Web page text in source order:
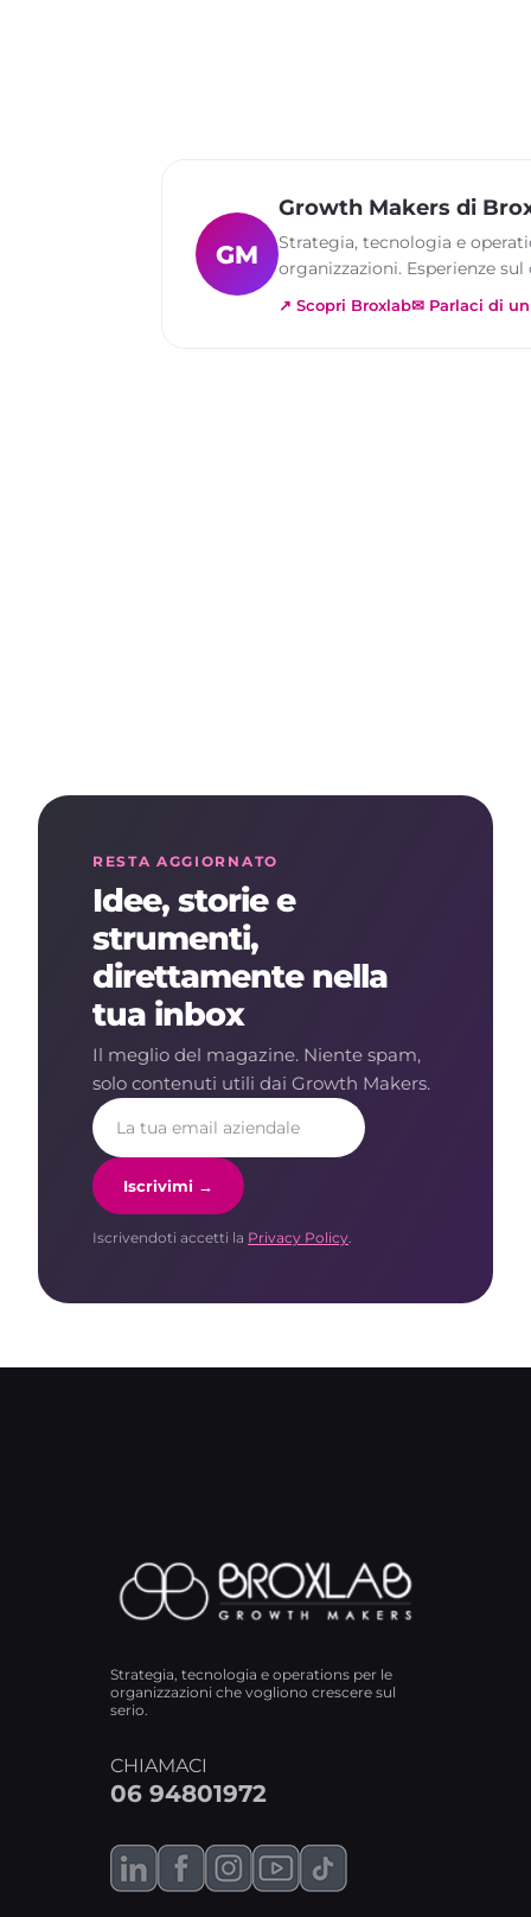
GM
Growth Makers di
Strategia, tecnologia e
organizzazioni. Esperienze
↗ Scopri Broxlab✉ Parlaci di
RESTA AGGIORNATO
Idee, storie e
strumenti,
direttamente nella
tua inbox
Il meglio del magazine. Niente spam,
solo contenuti utili dai Growth Makers.
Iscrivimi →
Iscrivendoti accetti la Privacy Policy.
Strategia, tecnologia e operations per le
organizzazioni che vogliono crescere sul
serio.
CHIAMACI
06 94801972